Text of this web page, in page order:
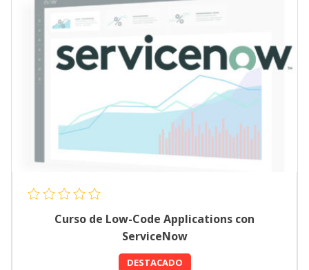
Curso de Low-Code Applications con
ServiceNow
DESTACADO